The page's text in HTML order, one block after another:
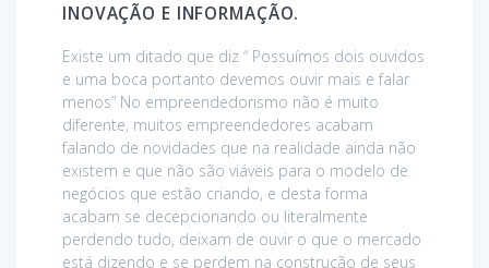
INOVAÇÃO E INFORMAÇÃO.
Existe um ditado que diz “ Possuímos dois ouvidos
e uma boca portanto devemos ouvir mais e falar
menos” No empreendedorismo não é muito
diferente, muitos empreendedores acabam
falando de novidades que na realidade ainda não
existem e que não são viáveis para o modelo de
negócios que estão criando, e desta forma
acabam se decepcionando ou literalmente
perdendo tudo, deixam de ouvir o que o mercado
está dizendo e se perdem na construção de seus